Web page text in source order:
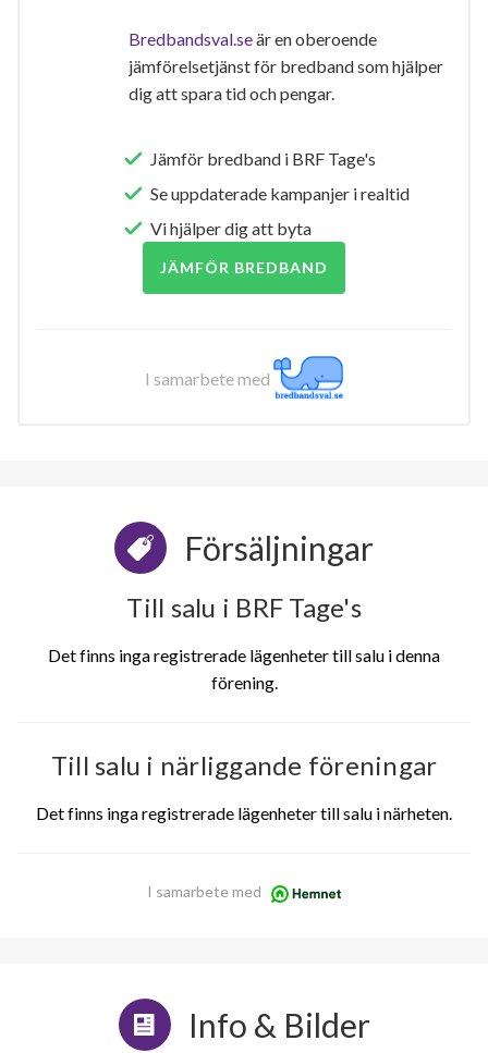
Bredbandsval.seär en oberoende
jämförelsetjänst för bredband som hjälper
dig att spara tid och pengar.
Jämför bredband i BRF Tage's
Se uppdaterade kampanjer i realtid
Vi hjälper dig att byta
JÄMFÖR BREDBAND
I samarbete med
Försäljningar
Till salu i BRF Tage's
Det finns inga registrerade lägenheter till salu i denna
förening.
Till salu i närliggande föreningar
Det finns inga registrerade lägenheter till salu i närheten.
I samarbete med
Info & Bilder